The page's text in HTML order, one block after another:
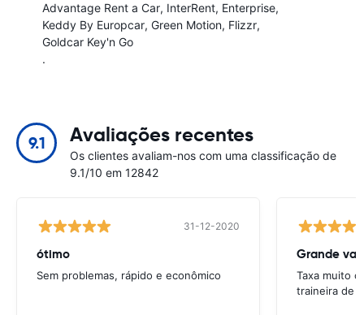
Advantage Rent a Car InterRent Enterprise
Keddy By Europcar Green Motion Flizzr
Goldcar Key'n Go
.
9.1 Avaliações recentes
Os clientes avaliam-nos com uma classificação de
9.1/10 em 12842
31-12-2020
ótimo
Sem problemas, rápido e econômico
Grande
Taxa muito
traineira de